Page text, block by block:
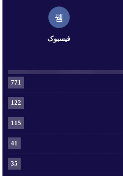
فیسبوک
771
122
115
41
35